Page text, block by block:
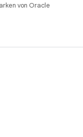
von Oracle